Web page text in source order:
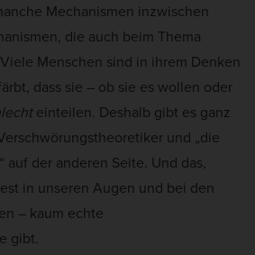
Mechanismen inzwischen
die auch beim Thema
Viele Menschen sind in ihrem Denken
dass sie – ob sie es wollen oder
einteilen. Deshalb gibt es ganz
und „die
auf der anderen Seite. Und das,
in unseren Augen und bei den
– kaum echte
gibt.
(1)
anonym. Diese Informationen
unsere Besucher unsere Website nutzen.
beliebter sind, können wir unser Angebot
abstimmen.
Informationen anzeigen
Drittanbietern oder Publishern verwendet,
Informationen anzeigen